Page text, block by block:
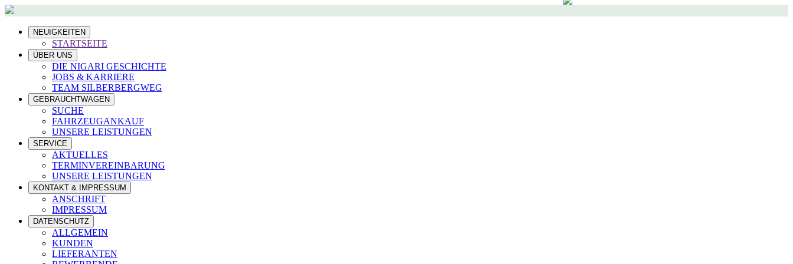
NEUIGKEITEN
STARTSEITE
ÜBER UNS
DIE NIGARI GESCHICHTE
JOBS & KARRIERE
TEAM SILBERBERGWEG
GEBRAUCHTWAGEN
SUCHE
FAHRZEUGANKAUF
UNSERE LEISTUNGEN
SERVICE
AKTUELLES
TERMINVEREINBARUNG
UNSERE LEISTUNGEN
KONTAKT & IMPRESSUM
ANSCHRIFT
IMPRESSUM
DATENSCHUTZ
ALLGEMEIN
KUNDEN
LIEFERANTEN